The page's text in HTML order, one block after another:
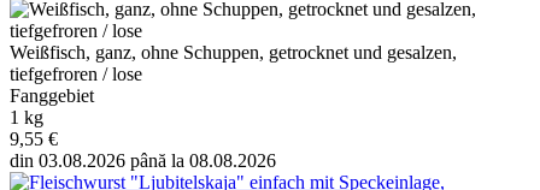
Weißfisch, ganz, ohne Schuppen, getrocknet und gesalzen,
tiefgefroren / lose
Fanggebiet
1 kg
9,55 €
din 03.08.2026 până la 08.08.2026